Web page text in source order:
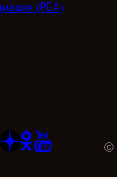
(РБА)
©